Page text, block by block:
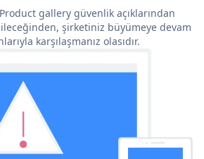
gallery güvenlik açıklarından
şirketiniz büyümeye devam
karşılaşmanız olasıdır.